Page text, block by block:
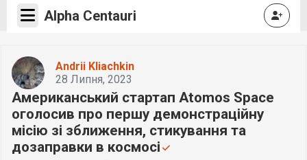
Alpha Centauri
Andrii Kliachkin
28 Липня, 2023
Американський стартап Atomos Space
оголосив про першу демонстраційну
місію зі зближення, стикування та
дозаправки в космосі